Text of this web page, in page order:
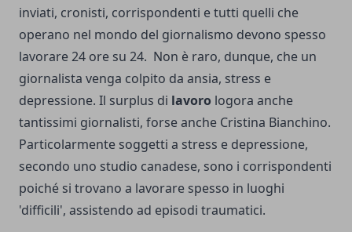
inviati, cronisti, corrispondenti e tutti quelli che
operano nel mondo del giornalismo devono spesso
lavorare 24 ore su 24. Non è raro, dunque, che un
giornalista venga colpito da ansia, stress e
depressione. Il surplus di lavoro logora anche
tantissimi giornalisti, forse anche Cristina Bianchino.
Particolarmente soggetti a stress e depressione,
secondo uno studio canadese, sono i corrispondenti
poiché si trovano a lavorare spesso in luoghi
'difficili', assistendo ad episodi traumatici.